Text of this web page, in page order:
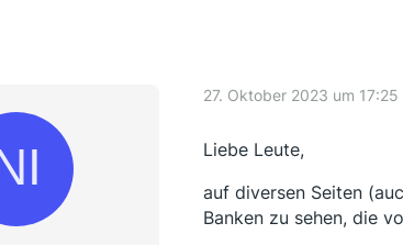
27. Oktober 2023 um 17:25
Liebe Leute,
auf diversen Seiten
Banken zu sehen, die